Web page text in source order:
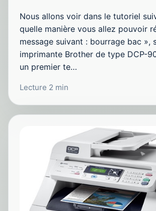
Nous allons voir dans le tutoriel
quelle manière vous allez pouvoir
message suivant : bourrage bac »,
imprimante Brother de type DCP-
un premier te…
Lecture 2 min